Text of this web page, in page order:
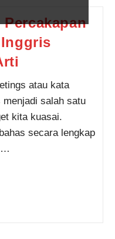
atau kata
salah satu
kita kuasai.
secara lengkap